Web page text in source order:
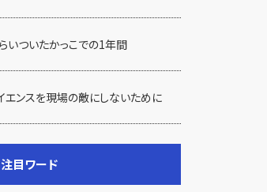
いついたかっこでの1年間
エンスを現場の敵にしないために
目ワード